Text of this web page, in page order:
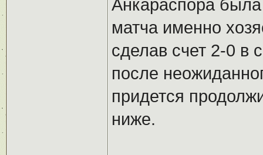
Анкараспора
матча именно
сделав счет 2-0 в
после
придется
ниже.